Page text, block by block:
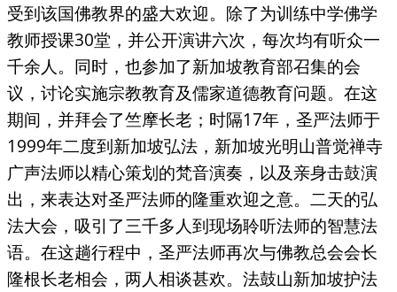
受到该国佛教界的盛大欢迎。除了为训练中学佛学
教师授课30堂，并公开演讲六次，每次均有听众一
千余人。同时，也参加了新加坡教育部召集的会
议，讨论实施宗教教育及儒家道德教育问题。在这
期间，并拜会了竺摩长老；时隔17年，圣严法师于
1999年二度到新加坡弘法，新加坡光明山普觉禅寺
广声法师以精心策划的梵音演奏，以及亲身击鼓演
出，来表达对圣严法师的隆重欢迎之意。二天的弘
法大会，吸引了三千多人到现场聆听法师的智慧法
语。在这趟行程中，圣严法师再次与佛教总会会长
隆根长老相会，两人相谈甚欢。法鼓山新加坡护法